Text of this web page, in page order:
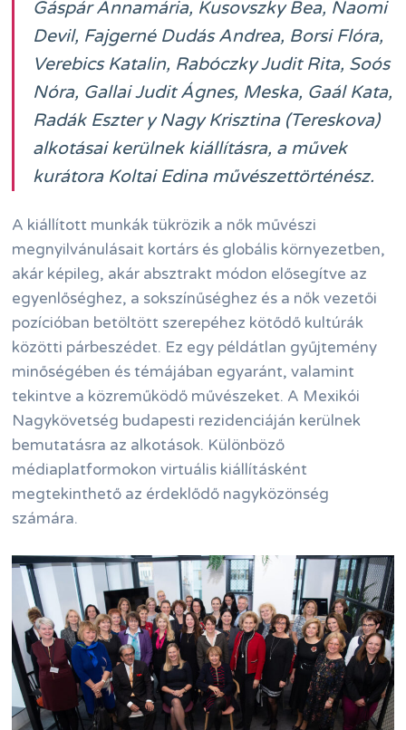
Gáspár Annamária, Kusovszky Bea, Naomi
Devil, Fajgerné Dudás Andrea, Borsi Flóra,
Verebics Katalin, Rabóczky Judit Rita, Soós
Nóra, Gallai Judit Ágnes, Meska, Gaál Kata,
Radák Eszter y Nagy Krisztina (Tereskova)
alkotásai kerülnek kiállításra, a művek
kurátora Koltai Edina művészettörténész.
A kiállított munkák tükrözik a nők művészi
megnyilvánulásait kortárs és globális környezetben,
akár képileg, akár absztrakt módon elősegítve az
egyenlőséghez, a sokszínűséghez és a nők vezetői
pozícióban betöltött szerepéhez kötődő kultúrák
közötti párbeszédet. Ez egy példátlan gyűjtemény
minőségében és témájában egyaránt, valamint
tekintve a közreműködő művészeket. A Mexikói
Nagykövetség budapesti rezidenciáján kerülnek
bemutatásra az alkotások. Különböző
médiaplatformokon virtuális kiállításként
megtekinthető az érdeklődő nagyközönség
számára.